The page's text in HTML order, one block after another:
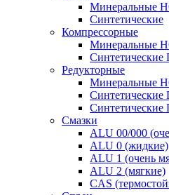
Минеральные
Синтетические
Компрессорные
Минеральные
Редукторные
Минеральные
Смазки
ALU 00/000
ALU 0 (жидкие)
ALU 1 (очень
ALU 2 (мягкие)
CAS